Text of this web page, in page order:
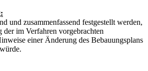
und zusammenfassend festgestellt werden,
der im Verfahren vorgebrachten
einer Änderung des Bebauungsplans